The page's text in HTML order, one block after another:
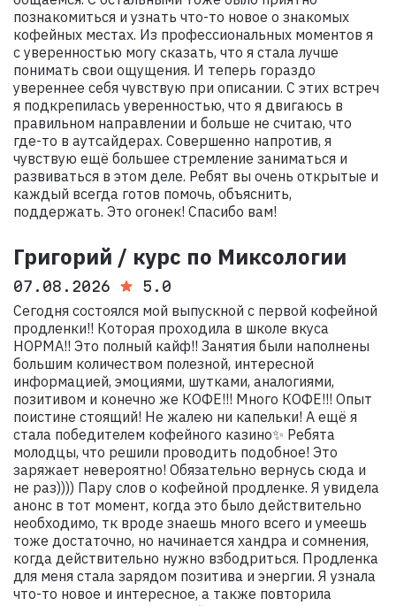
познакомиться и узнать что-то новое о знакомых
кофейных местах. Из профессиональных моментов я
с уверенностью могу сказать, что я стала лучше
понимать свои ощущения. И теперь гораздо
увереннее себя чувствую при описании. С этих встреч
я подкрепилась уверенностью, что я двигаюсь в
правильном направлении и больше не считаю, что
где-то в аутсайдерах. Совершенно напротив, я
чувствую ещё большее стремление заниматься и
развиваться в этом деле. Ребят вы очень открытые и
каждый всегда готов помочь, объяснить,
поддержать. Это огонек! Спасибо вам!
Григорий / курс по Миксологии
07.08.2026 5.0
Сегодня состоялся мой выпускной с первой кофейной
продленки!! Которая проходила в школе вкуса
НОРМА!! Это полный кайф!! Занятия были наполнены
большим количеством полезной, интересной
информацией, эмоциями, шутками, аналогиями,
позитивом и конечно же КОФЕ!!! Много КОФЕ!!! Опыт
поистине стоящий! Не жалею ни капельки! А ещё я
стала победителем кофейного казино✨ Ребята
молодцы, что решили проводить подобное! Это
заряжает невероятно! Обязательно вернусь сюда и
не раз)))) Пару слов о кофейной продленке. Я увидела
анонс в тот момент, когда это было действительно
необходимо, тк вроде знаешь много всего и умеешь
тоже достаточно, но начинается хандра и сомнения,
когда действительно нужно взбодриться. Продленка
для меня стала зарядом позитива и энергии. Я узнала
что-то новое и интересное, а также повторила